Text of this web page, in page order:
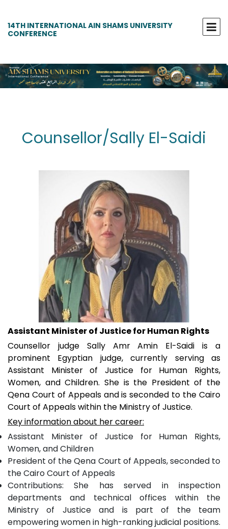
14TH INTERNATIONAL AIN SHAMS UNIVERSITY
CONFERENCE
Counsellor/Sally El-Saidi
Assistant Minister of Justice for Human Rights
Counsellor judge Sally Amr Amin El-Saidi is a
prominent Egyptian judge, currently serving as
Assistant Minister of Justice for Human Rights,
Women, and Children. She is the President of the
Qena Court of Appeals and is seconded to the Cairo
Court of Appeals within the Ministry of Justice.
Key information about her career:
Assistant Minister of Justice for Human Rights,
Women, and Children
President of the Qena Court of Appeals, seconded to
the Cairo Court of Appeals
Contributions: She has served in inspection
departments and technical offices within the
Ministry of Justice and is part of the team
empowering women in high-ranking judicial positions.